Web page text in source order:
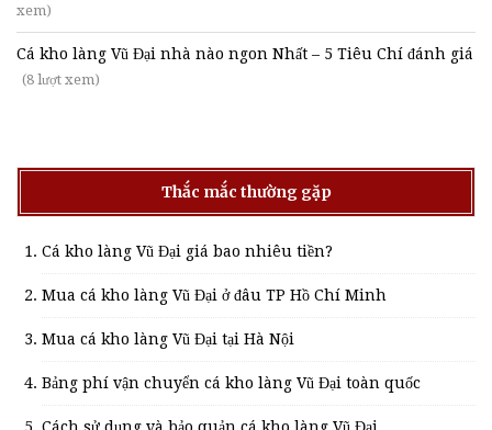
xem)
Cá kho làng Vũ Đại nhà nào ngon Nhất – 5 Tiêu Chí đánh giá
(8 lượt xem)
Thắc mắc thường gặp
Cá kho làng Vũ Đại giá bao nhiêu tiền?
Mua cá kho làng Vũ Đại ở đâu TP Hồ Chí Minh
Mua cá kho làng Vũ Đại tại Hà Nội
Bảng phí vận chuyển cá kho làng Vũ Đại toàn quốc
Cách sử dụng và bảo quản cá kho làng Vũ Đại